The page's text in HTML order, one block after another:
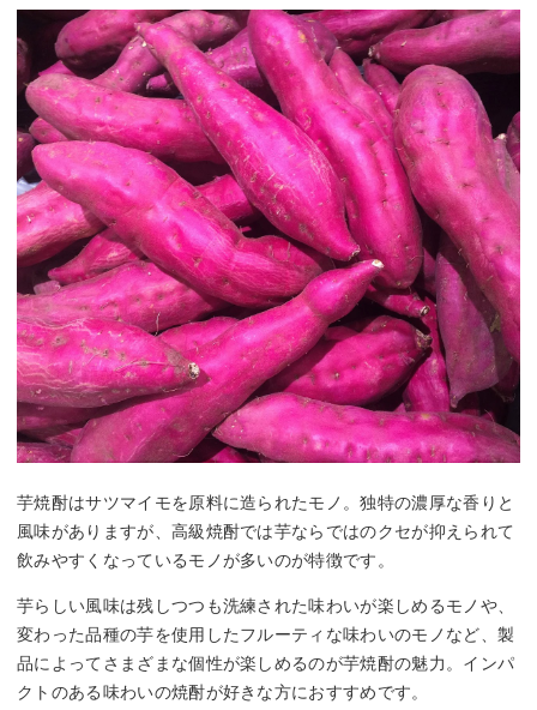
芋焼酎はサツマイモを原料に造られたモノ。独特の濃厚な香りと
風味がありますが、高級焼酎では芋ならではのクセが抑えられて
飲みやすくなっているモノが多いのが特徴です。
芋らしい風味は残しつつも洗練された味わいが楽しめるモノや、
変わった品種の芋を使用したフルーティな味わいのモノなど、製
品によってさまざまな個性が楽しめるのが芋焼酎の魅力。インパ
クトのある味わいの焼酎が好きな方におすすめです。